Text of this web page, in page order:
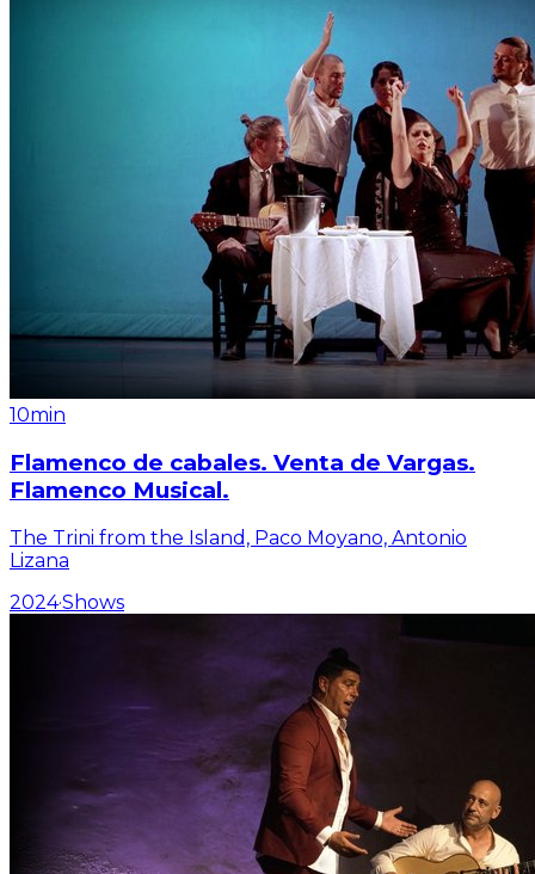
10min
Flamenco de cabales. Venta de Vargas.
Flamenco Musical.
The Trini from the Island, Paco Moyano, Antonio
Lizana
2024·Shows